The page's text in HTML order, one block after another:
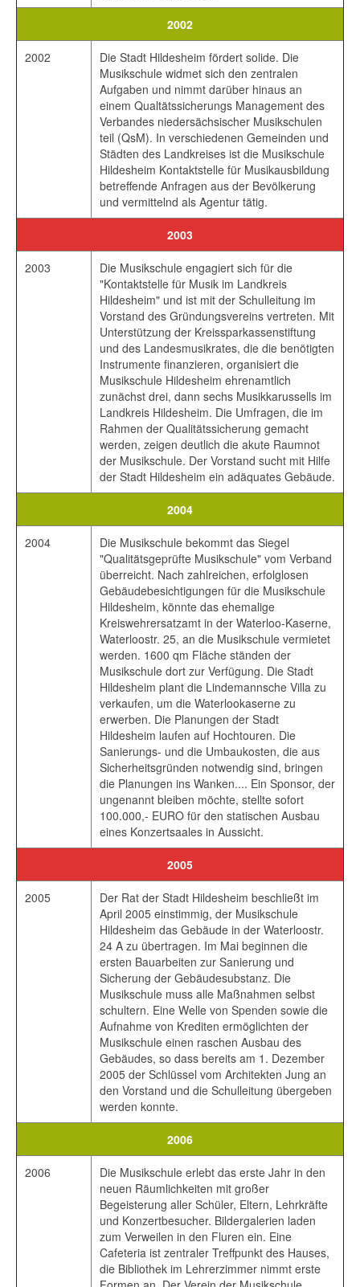
2002
2002
Die Stadt Hildesheim fördert solide. Die
Musikschule widmet sich den zentralen
Aufgaben und nimmt darüber hinaus an
einem Qualtätssicherungs Management des
Verbandes niedersächsischer Musikschulen
teil (QsM). In verschiedenen Gemeinden und
Städten des Landkreises ist die Musikschule
Hildesheim Kontaktstelle für Musikausbildung
betreffende Anfragen aus der Bevölkerung
und vermittelnd als Agentur tätig.
2003
2003
Die Musikschule engagiert sich für die
"Kontaktstelle für Musik im Landkreis
Hildesheim" und ist mit der Schulleitung im
Vorstand des Gründungsvereins vertreten. Mit
Unterstützung der Kreissparkassenstiftung
und des Landesmusikrates, die die benötigten
Instrumente finanzieren, organisiert die
Musikschule Hildesheim ehrenamtlich
zunächst drei, dann sechs Musikkarussells im
Landkreis Hildesheim. Die Umfragen, die im
Rahmen der Qualitätssicherung gemacht
werden, zeigen deutlich die akute Raumnot
der Musikschule. Der Vorstand sucht mit Hilfe
der Stadt Hildesheim ein adäquates Gebäude.
2004
2004
Die Musikschule bekommt das Siegel
"Qualitätsgeprüfte Musikschule" vom Verband
überreicht. Nach zahlreichen, erfolglosen
Gebäudebesichtigungen für die Musikschule
Hildesheim, könnte das ehemalige
Kreiswehrersatzamt in der Waterloo-Kaserne,
Waterloostr. 25, an die Musikschule vermietet
werden. 1600 qm Fläche ständen der
Musikschule dort zur Verfügung. Die Stadt
Hildesheim plant die Lindemannsche Villa zu
verkaufen, um die Waterlookaserne zu
erwerben. Die Planungen der Stadt
Hildesheim laufen auf Hochtouren. Die
Sanierungs- und die Umbaukosten, die aus
Sicherheitsgründen notwendig sind, bringen
die Planungen ins Wanken.... Ein Sponsor, der
ungenannt bleiben möchte, stellte sofort
100.000,- EURO für den statischen Ausbau
eines Konzertsaales in Aussicht.
2005
2005
Der Rat der Stadt Hildesheim beschließt im
April 2005 einstimmig, der Musikschule
Hildesheim das Gebäude in der Waterloostr.
24 A zu übertragen. Im Mai beginnen die
ersten Bauarbeiten zur Sanierung und
Sicherung der Gebäudesubstanz. Die
Musikschule muss alle Maßnahmen selbst
schultern. Eine Welle von Spenden sowie die
Aufnahme von Krediten ermöglichten der
Musikschule einen raschen Ausbau des
Gebäudes, so dass bereits am 1. Dezember
2005 der Schlüssel vom Architekten Jung an
den Vorstand und die Schulleitung übergeben
werden konnte.
2006
2006
Die Musikschule erlebt das erste Jahr in den
neuen Räumlichkeiten mit großer
Begeisterung aller Schüler, Eltern, Lehrkräfte
und Konzertbesucher. Bildergalerien laden
zum Verweilen in den Fluren ein. Eine
Cafeteria ist zentraler Treffpunkt des Hauses,
die Bibliothek im Lehrerzimmer nimmt erste